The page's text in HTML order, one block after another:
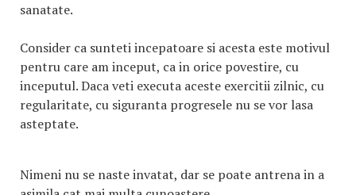
sanatate.
Consider ca sunteti incepatoare si acesta este motivul
pentru care am inceput, ca in orice povestire, cu
inceputul. Daca veti executa aceste exercitii zilnic, cu
regularitate, cu siguranta progresele nu se vor lasa
asteptate.
Nimeni nu se naste invatat, dar se poate antrena in a